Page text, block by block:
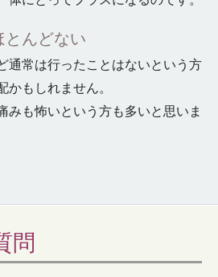
とんどない
通常は行ったことはないという方
かもしれません。
みも怖いという方も多いと思いま
問